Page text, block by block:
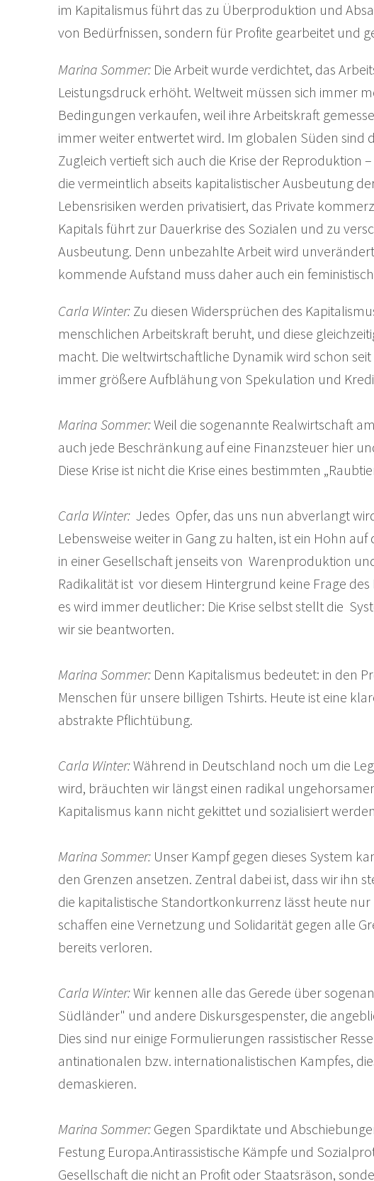
im Kapitalismus führt das zu Überproduktion und
von Bedürfnissen, sondern für Profite gearbeitet und
Marina Sommer: Die Arbeit wurde verdichtet, das
Leistungsdruck erhöht. Weltweit müssen sich immer
Bedingungen verkaufen, weil ihre Arbeitskraft
immer weiter entwertet wird. Im globalen Süden sind
Zugleich vertieft sich auch die Krise der Reproduktion
die vermeintlich abseits kapitalistischer Ausbeutung
Lebensrisiken werden privatisiert, das Private
Kapitals führt zur Dauerkrise des Sozialen und zu
Ausbeutung. Denn unbezahlte Arbeit wird
kommende Aufstand muss daher auch ein
Carla Winter: Zu diesen Widersprüchen des
menschlichen Arbeitskraft beruht, und diese
macht. Die weltwirtschaftliche Dynamik wird schon
immer größere Aufblähung von Spekulation und
Marina Sommer:Weil die sogenannte Realwirtschaft
auch jede Beschränkung auf eine Finanzsteuer hier
Diese Krise ist nicht die Krise eines bestimmten
Carla Winter: Jedes Opfer, das uns nun abverlangt
Lebensweise weiter in Gang zu halten, ist ein Hohn
in einer Gesellschaft jenseits von Warenproduktion
Radikalität ist vor diesem Hintergrund keine Frage
es wird immer deutlicher: Die Krise selbst stellt die
wir sie beantworten.
Marina Sommer: Denn Kapitalismus bedeutet: in den
Menschen für unsere billigen Tshirts. Heute ist eine
abstrakte Pflichtübung.
Carla Winter:Während in Deutschland noch um die
wird, bräuchten wir längst einen radikal
Kapitalismus kann nicht gekittet und sozialisiert
Marina Sommer: Unser Kampf gegen dieses System
den Grenzen ansetzen. Zentral dabei ist, dass wir ihn
die kapitalistische Standortkonkurrenz lässt heute
schaffen eine Vernetzung und Solidarität gegen alle
bereits verloren.
Carla Winter:Wir kennen alle das Gerede über
Südländer" und andere Diskursgespenster, die
Dies sind nur einige Formulierungen rassistischer
antinationalen bzw. internationalistischen Kampfes,
demaskieren.
Marina Sommer: Gegen Spardiktate und
Festung Europa.Antirassistische Kämpfe und
Gesellschaft die nicht an Profit oder Staatsräson,